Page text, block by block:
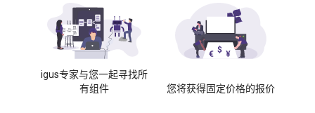
igus专家与您一起寻找所
有组件
您将获得固定价格的报价